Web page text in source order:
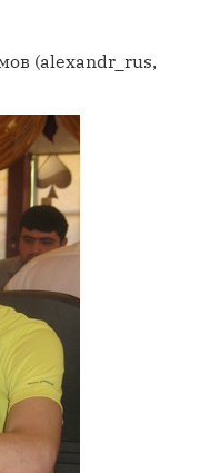
(alexandr_rus,